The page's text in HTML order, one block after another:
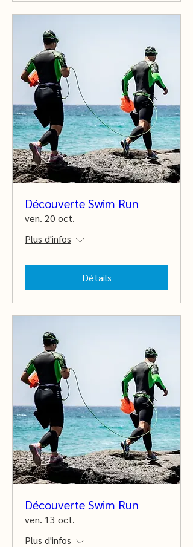
Découverte Swim Run
ven. 20 oct.
Plus d'infos
Détails
Découverte Swim Run
ven. 13 oct.
Plus d'infos